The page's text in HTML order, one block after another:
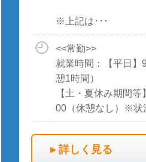
※上記は･･･
<<常勤>>
就業時間：【平日】
憩1時間）
【土・夏休み期間等
00（休憩なし）※状
詳しく見る